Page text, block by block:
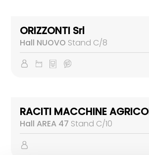
ORIZZONTI Srl
Hall NUOVO Stand C/8
RACITI MACCHINE
Hall AREA 47 Stand C/10